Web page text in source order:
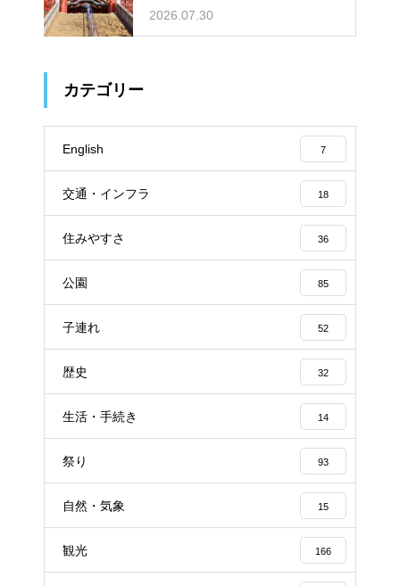
利用条件
2026.07.30
カテゴリー
English 7
交通・インフラ 18
住みやすさ 36
公園 85
子連れ 52
歴史 32
生活・手続き 14
祭り 93
自然・気象 15
観光 166